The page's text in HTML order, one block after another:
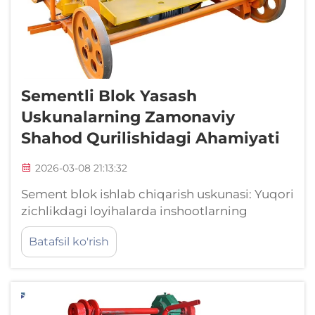
Sementli Blok Yasash
Uskunalarning Zamonaviy
Shahod Qurilishidagi Ahamiyati
2026-03-08 21:13:32
Sement blok ishlab chiqarish uskunasi: Yuqori
zichlikdagi loyihalarda inshootlarning
mustahkamligini va sifat doimiyiligini
ta'minlash. Aniqlik muhandisligi: Servo-
gidravlik sement blok ishlab chiqarish
ravishda ±1,5 mm o'lchovli noaniqlikni qanday
Batafsil ko'rish